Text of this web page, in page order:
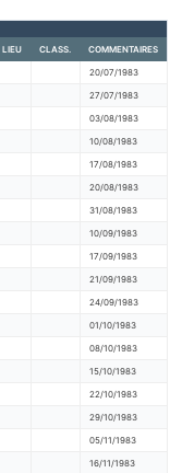
LIEU CLASS. COMMENTAIRES
20/07/1983
27/07/1983
03/08/1983
10/08/1983
17/08/1983
20/08/1983
31/08/1983
10/09/1983
17/09/1983
21/09/1983
24/09/1983
01/10/1983
08/10/1983
15/10/1983
22/10/1983
29/10/1983
05/11/1983
16/11/1983